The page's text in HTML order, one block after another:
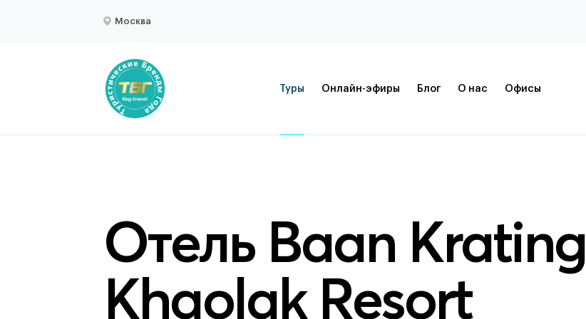
Москва
Туры Онлайн-эфиры Блог О нас Офисы
Отель Baan Krating
Khaolak Resort